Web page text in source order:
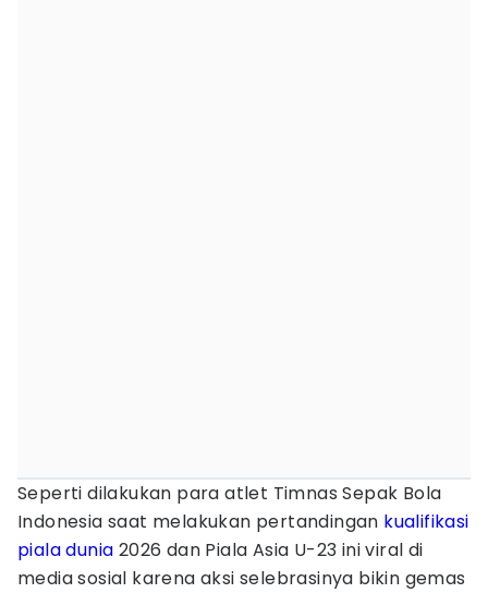
Seperti dilakukan para atlet Timnas Sepak Bola
Indonesia saat melakukan pertandingan kualifikasi
piala dunia 2026 dan Piala Asia U-23 ini viral di
media sosial karena aksi selebrasinya bikin gemas